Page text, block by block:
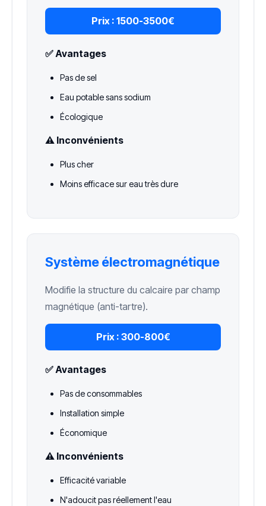
Prix : 1500-3500€
✅ Avantages
Pas de sel
Eau potable sans sodium
Écologique
⚠️ Inconvénients
Plus cher
Moins efficace sur eau très dure
Système électromagnétique
Modifie la structure du calcaire par champ
magnétique (anti-tartre).
Prix : 300-800€
✅ Avantages
Pas de consommables
Installation simple
Économique
⚠️ Inconvénients
Efficacité variable
N'adoucit pas réellement l'eau